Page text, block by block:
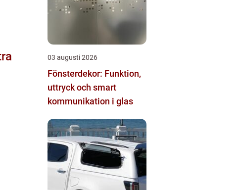
03 augusti 2026
Fönsterdekor: Funktion,
uttryck och smart
kommunikation i glas